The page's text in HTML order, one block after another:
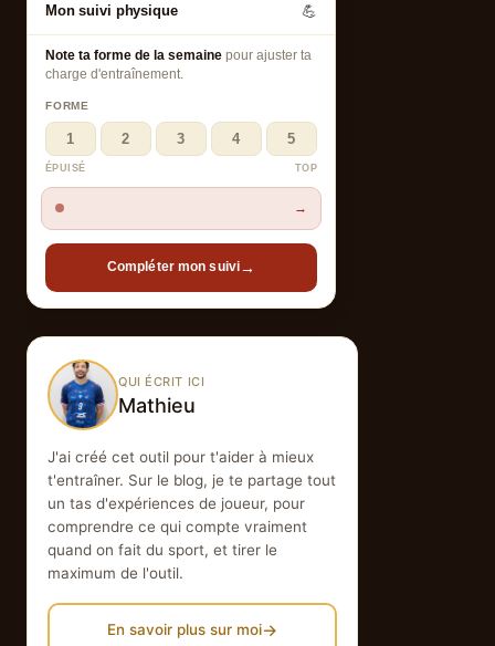
Mon suivi physique 💪
Note ta forme de la semaine pour ajuster ta
charge d'entraînement.
FORME
1 2 3 4 5
ÉPUISÉ TOP
→
Compléter mon suivi→
QUI ÉCRIT ICI
Mathieu
J'ai créé cet outil pour t'aider à mieux
t'entraîner. Sur le blog, je te partage tout
un tas d'expériences de joueur, pour
comprendre ce qui compte vraiment
quand on fait du sport, et tirer le
maximum de l'outil.
En savoir plus sur moi→